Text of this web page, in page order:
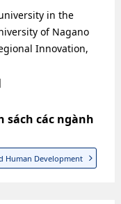
in the
of Nagano
Innovation,
sách các ngành
Human Development